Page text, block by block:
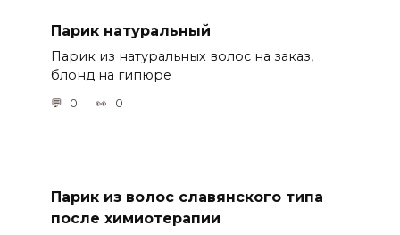
Парик натуральный
Парик из натуральных волос на заказ,
блонд на гипюре
0 0
Парик из волос славянского типа
после химиотерапии